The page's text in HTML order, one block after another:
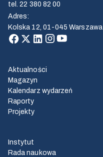
tel.22 380 82 00
Adres:
Kolska 12, 01-045 Warszawa
Aktualności
Magazyn
Kalendarz wydarzeń
Raporty
Projekty
Instytut
Rada naukowa